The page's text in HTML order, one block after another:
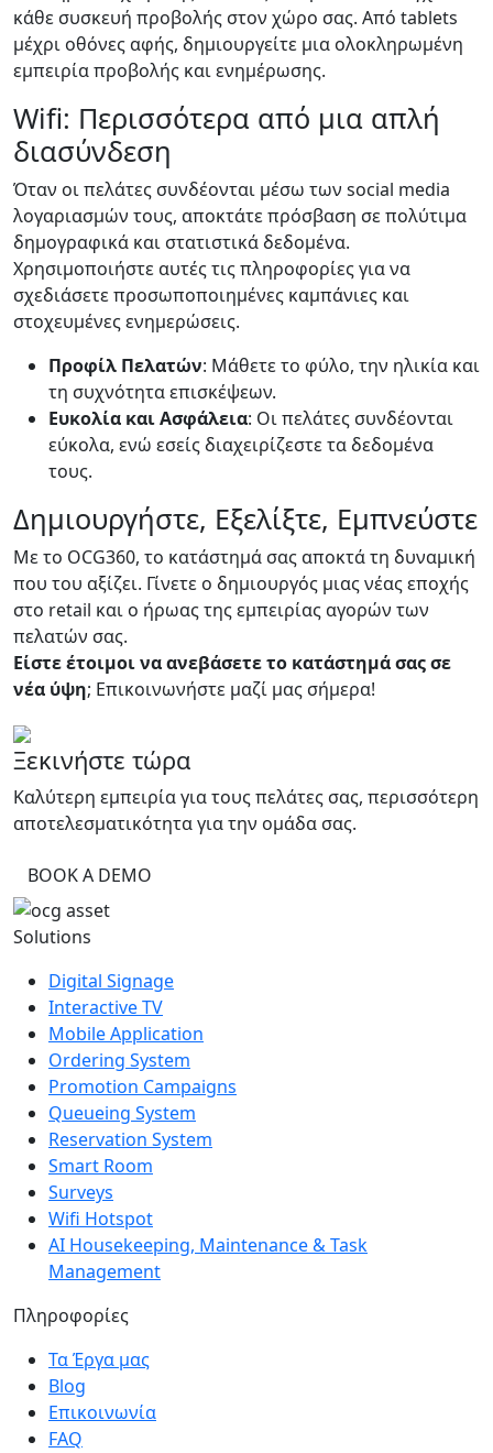
κάθε συσκευή προβολής στον χώρο σας. Από tablets
μέχρι οθόνες αφής, δημιουργείτε μια ολοκληρωμένη
εμπειρία προβολής και ενημέρωσης.
Wifi: Περισσότερα από μια απλή
διασύνδεση
Όταν οι πελάτες συνδέονται μέσω των social media
λογαριασμών τους, αποκτάτε πρόσβαση σε πολύτιμα
δημογραφικά και στατιστικά δεδομένα.
Χρησιμοποιήστε αυτές τις πληροφορίες για να
σχεδιάσετε προσωποποιημένες καμπάνιες και
στοχευμένες ενημερώσεις.
Προφίλ Πελατών: Μάθετε το φύλο, την ηλικία και
τη συχνότητα επισκέψεων.
Ευκολία και Ασφάλεια: Οι πελάτες συνδέονται
εύκολα, ενώ εσείς διαχειρίζεστε τα δεδομένα
τους.
Δημιουργήστε, Εξελίξτε, Εμπνεύστε
Με το OCG360, το κατάστημά σας αποκτά τη δυναμική
που του αξίζει. Γίνετε ο δημιουργός μιας νέας εποχής
στο retail και ο ήρωας της εμπειρίας αγορών των
πελατών σας.
Είστε έτοιμοι να ανεβάσετε το κατάστημά σας σε
νέα ύψη; Επικοινωνήστε μαζί μας σήμερα!
Ξεκινήστε τώρα
Καλύτερη εμπειρία για τους πελάτες σας, περισσότερη
αποτελεσματικότητα για την ομάδα σας.
BOOK A DEMO
Solutions
Digital Signage
Interactive TV
Mobile Application
Ordering System
Promotion Campaigns
Queueing System
Reservation System
Smart Room
Surveys
Wifi Hotspot
AI Housekeeping, Maintenance & Task
Management
Πληροφορίες
Τα Έργα μας
Blog
Επικοινωνία
FAQ